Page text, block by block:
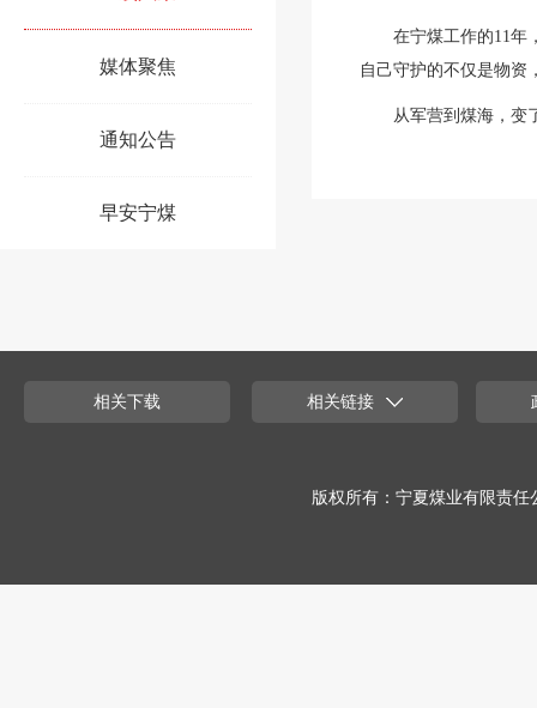
媒体聚焦
通知公告
早安宁煤
在宁煤工作的11年
自己守护的不仅是物资
从军营到煤海，变
相关下载 相关链接
版权所有：宁夏煤业有限责任